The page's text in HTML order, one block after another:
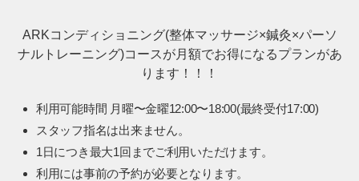
ARKコンディショニング(整体マッサージ×鍼灸×パーソ
ナルトレーニング)コースが月額でお得になるプランがあ
ります！！！
利用可能時間 月曜〜金曜12:00〜18:00(最終受付17:00)
スタッフ指名は出来ません。
1日につき最大1回までご利用いただけます。
利用には事前の予約が必要となります。